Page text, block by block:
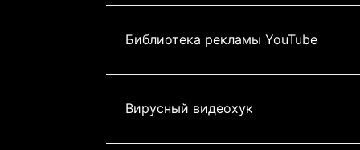
Библиотека рекламы YouTube
Вирусный видеохук